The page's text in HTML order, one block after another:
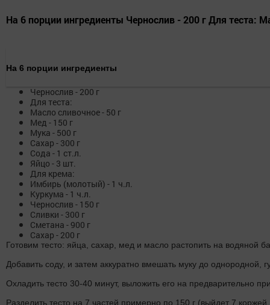
На 6 порции ингредиенты Чернослив - 200 г Для теста:
На 6 порции ингредиенты
Чернослив - 200 г
Для теста:
Масло сливочное- 50 г
Мед - 150 г
Мука - 500 г
Сахар - 300 г
Сода - 1 ст.л.
Яйцо - 3 шт.
Для крема:
Имбирь (молотый) - 1 ч.л.
Куркума - 1 ч.л.
Чернослив - 150 г
Сливки - 300 г
Сметана - 900 г
Сахар - 200 г
Готовим тесто: яйца, сахар, мед и масло растопить на водяной
Добавить соду, и затем аккуратно вмешать муку до однородной,
Охладить тесто 30-40 минут, выложить его на предварительно
Разделить тесто на 7 частей примерно по 150 г (выйдет 7